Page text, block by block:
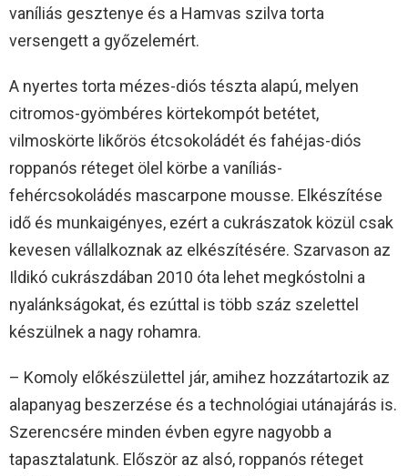
vaníliás gesztenye és a Hamvas szilva torta
versengett a győzelemért.
A nyertes torta mézes-diós tészta alapú, melyen
citromos-gyömbéres körtekompót betétet,
vilmoskörte likőrös étcsokoládét és fahéjas-diós
roppanós réteget ölel körbe a vaníliás-
fehércsokoládés mascarpone mousse. Elkészítése
idő és munkaigényes, ezért a cukrászatok közül csak
kevesen vállalkoznak az elkészítésére. Szarvason az
Ildikó cukrászdában 2010 óta lehet megkóstolni a
nyalánkságokat, és ezúttal is több száz szelettel
készülnek a nagy rohamra.
– Komoly előkészülettel jár, amihez hozzátartozik az
alapanyag beszerzése és a technológiai utánajárás is.
Szerencsére minden évben egyre nagyobb a
tapasztalatunk. Először az alsó, roppanós réteget